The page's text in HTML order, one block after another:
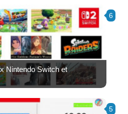
6
Nintendo Switch et
5